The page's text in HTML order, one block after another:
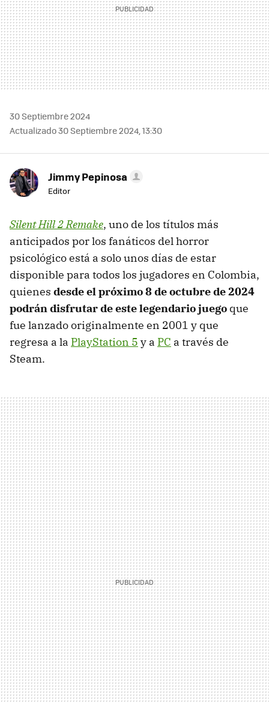
30 Septiembre 2024
Actualizado 30 Septiembre 2024, 13:30
Jimmy Pepinosa
Editor
Silent Hill 2 Remake, uno de los títulos más
anticipados por los fanáticos del horror
psicológico está a solo unos días de estar
disponible para todos los jugadores en Colombia,
quienes desde el próximo 8 de octubre de 2024
podrán disfrutar de este legendario juego que
fue lanzado originalmente en 2001 y que
regresa a la PlayStation 5 y a PC a través de
Steam.